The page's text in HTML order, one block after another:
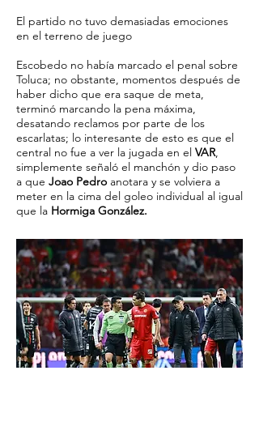
El partido no tuvo demasiadas emociones
en el terreno de juego
Escobedo no había marcado el penal sobre
Toluca; no obstante, momentos después de
haber dicho que era saque de meta,
terminó marcando la pena máxima,
desatando reclamos por parte de los
escarlatas; lo interesante de esto es que el
central no fue a ver la jugada en el VAR,
simplemente señaló el manchón y dio paso
a que Joao Pedro anotara y se volviera a
meter en la cima del goleo individual al igual
que la Hormiga González.